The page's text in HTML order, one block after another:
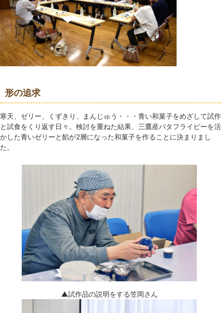
形の追求
寒天、ゼリー、くずきり、まんじゅう・・・青い和菓子をめざして試作
と試食をくり返す日々。検討を重ねた結果、三鷹産バタフライピーを活
かした青いゼリーと餡が2層になった和菓子を作ることに決まりまし
た。
▲試作品の説明をする笠岡さん